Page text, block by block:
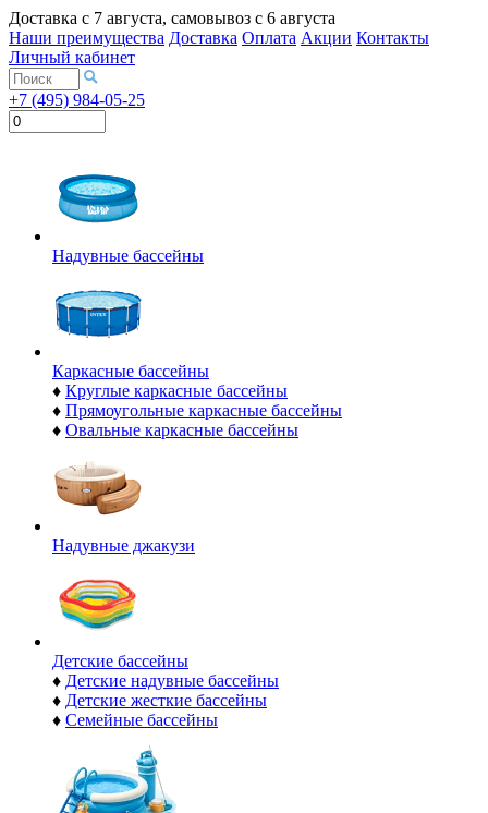
Доставка с 7 августа, самовывоз с 6 августа
Наши преимущества Доставка Оплата Акции Контакты
Личный кабинет
+7 (495) 984-05-25
Надувные бассейны
Каркасные бассейны
♦ Круглые каркасные бассейны
♦ Прямоугольные каркасные бассейны
♦ Овальные каркасные бассейны
Надувные джакузи
Детские бассейны
♦ Детские надувные бассейны
♦ Детские жесткие бассейны
♦ Семейные бассейны